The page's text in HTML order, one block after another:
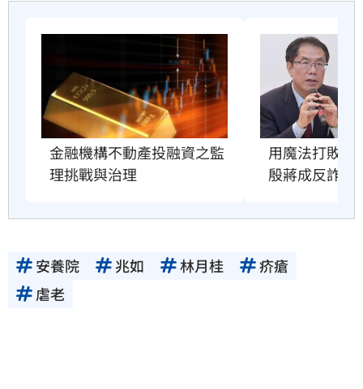
金融機構不動產投融資之監
理挑戰與治理
用魔法打敗魔
殷蔣成反詐教
安養院 兆如 林月桂
疥瘡
虐老